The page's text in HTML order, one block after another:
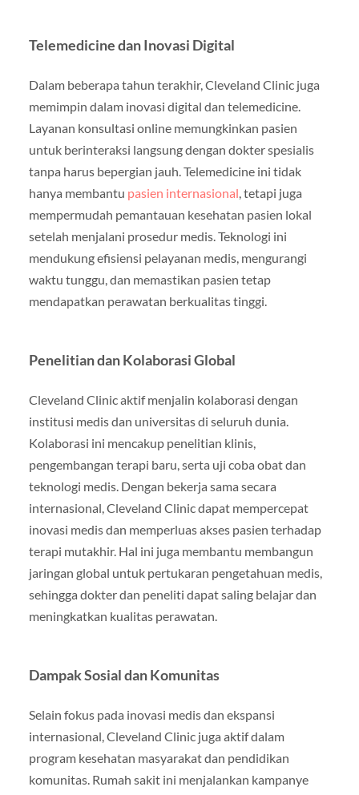
Telemedicine dan Inovasi Digital
Dalam beberapa tahun terakhir, Cleveland Clinic juga
memimpin dalam inovasi digital dan telemedicine.
Layanan konsultasi online memungkinkan pasien
untuk berinteraksi langsung dengan dokter spesialis
tanpa harus bepergian jauh. Telemedicine ini tidak
hanya membantu pasien internasional, tetapi juga
mempermudah pemantauan kesehatan pasien lokal
setelah menjalani prosedur medis. Teknologi ini
mendukung efisiensi pelayanan medis, mengurangi
waktu tunggu, dan memastikan pasien tetap
mendapatkan perawatan berkualitas tinggi.
Penelitian dan Kolaborasi Global
Cleveland Clinic aktif menjalin kolaborasi dengan
institusi medis dan universitas di seluruh dunia.
Kolaborasi ini mencakup penelitian klinis,
pengembangan terapi baru, serta uji coba obat dan
teknologi medis. Dengan bekerja sama secara
internasional, Cleveland Clinic dapat mempercepat
inovasi medis dan memperluas akses pasien terhadap
terapi mutakhir. Hal ini juga membantu membangun
jaringan global untuk pertukaran pengetahuan medis,
sehingga dokter dan peneliti dapat saling belajar dan
meningkatkan kualitas perawatan.
Dampak Sosial dan Komunitas
Selain fokus pada inovasi medis dan ekspansi
internasional, Cleveland Clinic juga aktif dalam
program kesehatan masyarakat dan pendidikan
komunitas. Rumah sakit ini menjalankan kampanye